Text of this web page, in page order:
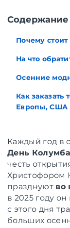
Cодержание
Почему
На что
Осенние
Как заказать
Европы, США
Каждый год в
День
честь
Христофором
празднуют во
в 2025 году
с этого дня
больших